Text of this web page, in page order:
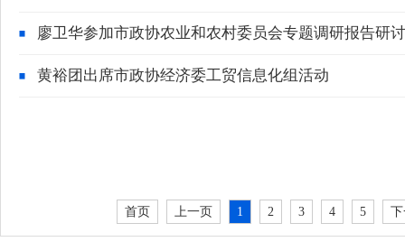
廖卫华参加市政协农业和农村委员会专题调研报告研
黄裕团出席市政协经济委工贸信息化组活动
首页 上一页 1 2 3 4 5